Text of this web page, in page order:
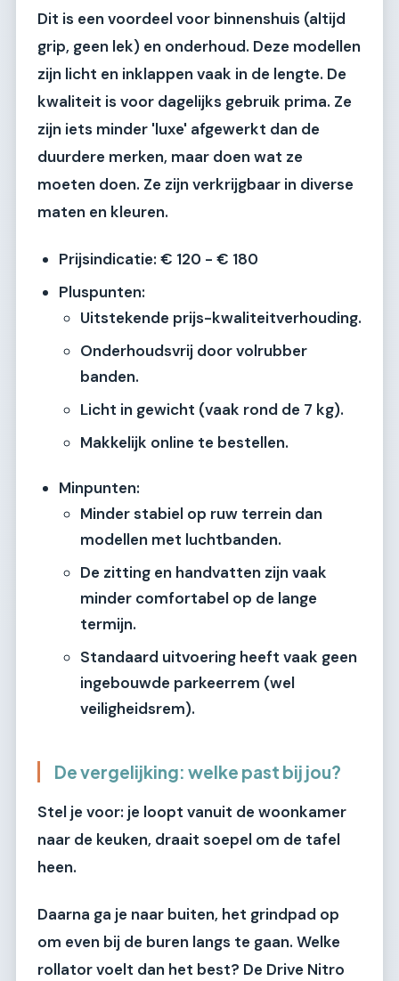
Dit is een voordeel voor binnenshuis (altijd
grip, geen lek) en onderhoud. Deze modellen
zijn licht en inklappen vaak in de lengte. De
kwaliteit is voor dagelijks gebruik prima. Ze
zijn iets minder 'luxe' afgewerkt dan de
duurdere merken, maar doen wat ze
moeten doen. Ze zijn verkrijgbaar in diverse
maten en kleuren.
Prijsindicatie: € 120 - € 180
Pluspunten:
Uitstekende prijs-kwaliteitverhouding.
Onderhoudsvrij door volrubber
banden.
Licht in gewicht (vaak rond de 7 kg).
Makkelijk online te bestellen.
Minpunten:
Minder stabiel op ruw terrein dan
modellen met luchtbanden.
De zitting en handvatten zijn vaak
minder comfortabel op de lange
termijn.
Standaard uitvoering heeft vaak geen
ingebouwde parkeerrem (wel
veiligheidsrem).
De vergelijking: welke past bij jou?
Stel je voor: je loopt vanuit de woonkamer
naar de keuken, draait soepel om de tafel
heen.
Daarna ga je naar buiten, het grindpad op
om even bij de buren langs te gaan. Welke
rollator voelt dan het best? De Drive Nitro